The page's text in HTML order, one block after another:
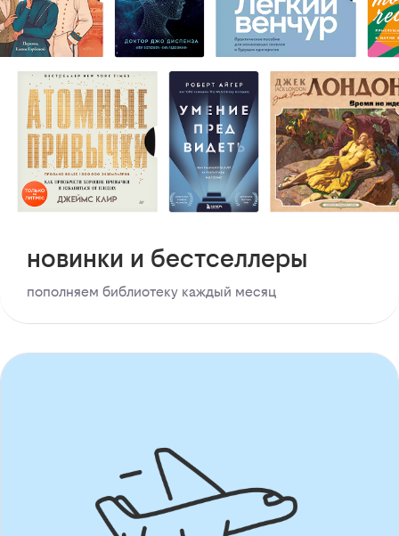
новинки и бестселлеры
пополняем библиотеку каждый месяц